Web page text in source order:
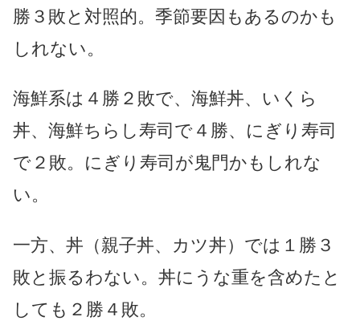
勝３敗と対照的。季節要因もあるのかも
しれない。
海鮮系は４勝２敗で、海鮮丼、いくら
丼、海鮮ちらし寿司で４勝、にぎり寿司
で２敗。にぎり寿司が鬼門かもしれな
い。
一方、丼（親子丼、カツ丼）では１勝３
敗と振るわない。丼にうな重を含めたと
しても２勝４敗。